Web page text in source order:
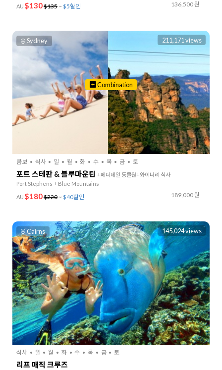
136,500 원
AU $130$135 ~ $5할인
Sydney 211,171 views
Combination
콤보 식사 일 월 화 수 목 금 토
포트 스테판 & 블루마운틴 +페더데일 동물원+와이너리 식사
Port Stephens + Blue Mountains
189,000 원
AU $180$220 ~ $40할인
Cairns 145,024 views
식사 일 월 화 수 목 금 토
리프 매직 크루즈